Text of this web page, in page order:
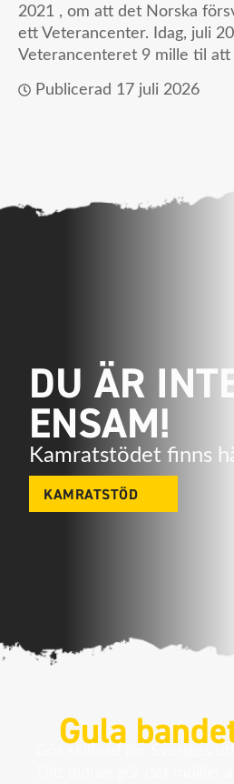
2021 , om att det Norska
ett Veterancenter. Idag, juli
Veterancenteret 9 mille til att
Publicerad 17 juli 2026
DU ÄR
ENSAM!
Kamratstödet finns
KAMRATSTÖD
Gula